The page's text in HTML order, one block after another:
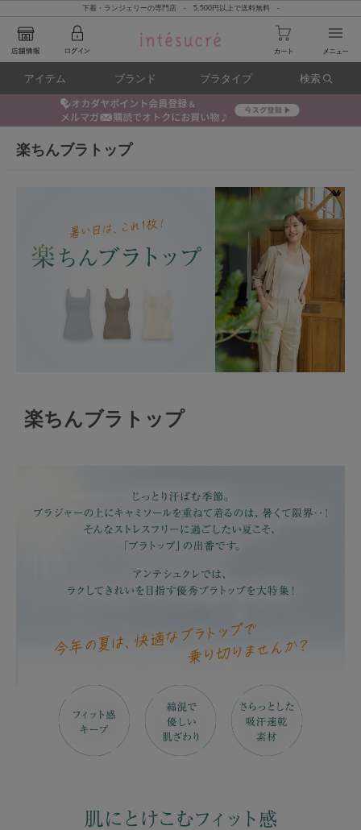
下着・ランジェリーの専門店 - 5,500円以上で送料無料 -
アイテム ブランド ブラタイプ 検索
楽ちんブラトップ
楽ちんブラトップ